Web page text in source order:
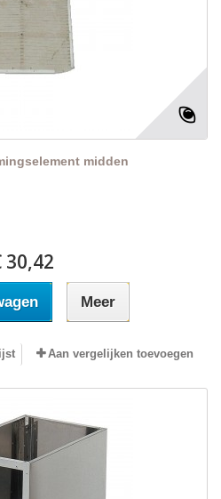
midden
30,42
Meer
Aan vergelijken toevoegen